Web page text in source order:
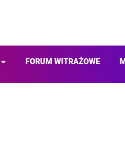
FORUM WITRAŻOWE